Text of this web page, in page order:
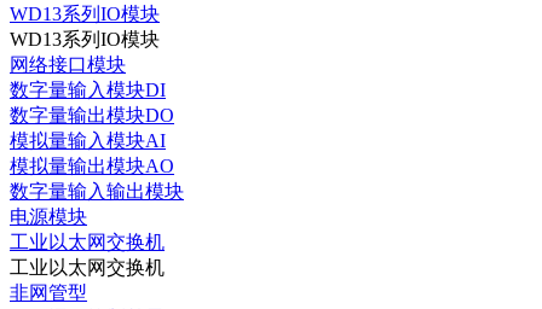
WD13系列IO模块
WD13系列IO模块
网络接口模块
数字量输入模块DI
数字量输出模块DO
模拟量输入模块AI
模拟量输出模块AO
数字量输入输出模块
电源模块
工业以太网交换机
工业以太网交换机
非网管型